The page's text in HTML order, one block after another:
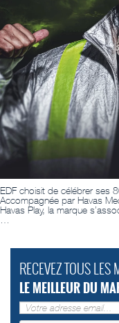
EDF choisit de célébrer ses
Accompagnée par Havas
Havas Play, la marque
…
RECEVEZ TOUS LES
LE MEILLEUR DU